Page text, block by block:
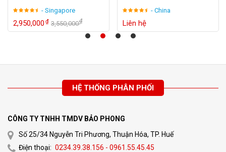
XEM CHI TIẾT
Sơ đồ thi công lắp đặt máy chấm
- Singapore
2,950,000₫ 3,550,000₫
- China
Liên hệ
HỆ THỐNG PHÂN PHỐI
CÔNG TY TNHH TMDV BẢO PHONG
Số 25/34 Nguyễn Tri Phương, Thuận Hóa, TP. Huế
Điện thoại: 0234.39.38.156 - 0961.55.45.45